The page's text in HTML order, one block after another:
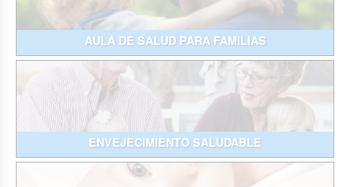
AULA DE SALUD PARA FAMILIAS
ENVEJECIMIENTO SALUDABLE